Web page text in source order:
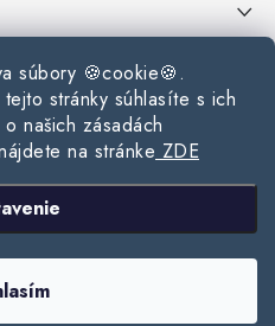
súbory 🍪cookie🍪.
stránky súhlasíte s ich
našich zásadách
na stránke ZDE
strechu?
tienenie pre pokojný spánok?
práva vyhradené.Upraviť nastavenie